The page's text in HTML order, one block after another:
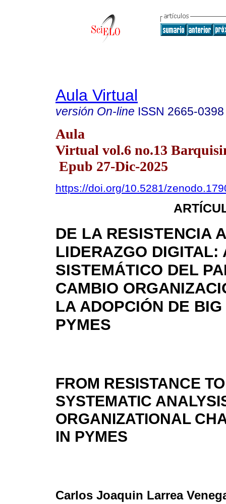
Aula Virtual
versión On-line ISSN 2665-0398
Aula
Virtual vol.6 no.13
Epub 27-Dic-2025
https://doi.org/10.5281/
DE LA RESISTENCIA
LIDERAZGO DIGITAL:
SISTEMÁTICO DEL
CAMBIO
LA ADOPCIÓN DE BIG
PYMES
FROM RESISTANCE
SYSTEMATIC
ORGANIZATIONAL
IN PYMES
Carlos Joaquin Larrea